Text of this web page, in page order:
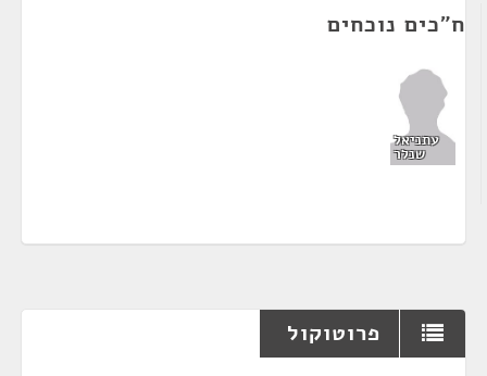
ח"כים נוכחים
עתניאל
שנלר
פרוטוקול